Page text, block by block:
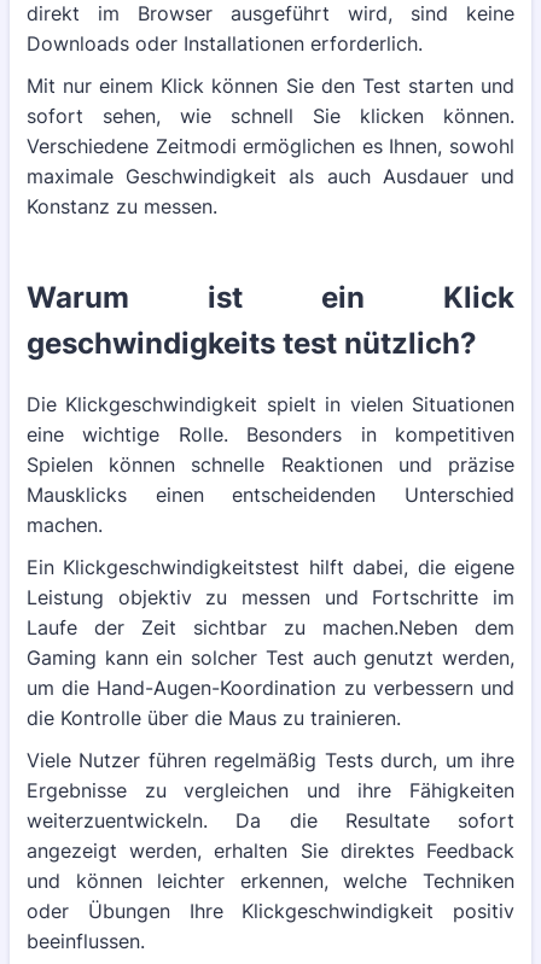
direkt im Browser ausgeführt wird, sind keine
Downloads oder Installationen erforderlich.
Mit nur einem Klick können Sie den Test starten und
sofort sehen, wie schnell Sie klicken können.
Verschiedene Zeitmodi ermöglichen es Ihnen, sowohl
maximale Geschwindigkeit als auch Ausdauer und
Konstanz zu messen.
Warum ist ein Klick
geschwindigkeits test nützlich?
Die Klickgeschwindigkeit spielt in vielen Situationen
eine wichtige Rolle. Besonders in kompetitiven
Spielen können schnelle Reaktionen und präzise
Mausklicks einen entscheidenden Unterschied
machen.
Ein Klickgeschwindigkeitstest hilft dabei, die eigene
Leistung objektiv zu messen und Fortschritte im
Laufe der Zeit sichtbar zu machen.Neben dem
Gaming kann ein solcher Test auch genutzt werden,
um die Hand-Augen-Koordination zu verbessern und
die Kontrolle über die Maus zu trainieren.
Viele Nutzer führen regelmäßig Tests durch, um ihre
Ergebnisse zu vergleichen und ihre Fähigkeiten
weiterzuentwickeln. Da die Resultate sofort
angezeigt werden, erhalten Sie direktes Feedback
und können leichter erkennen, welche Techniken
oder Übungen Ihre Klickgeschwindigkeit positiv
beeinflussen.